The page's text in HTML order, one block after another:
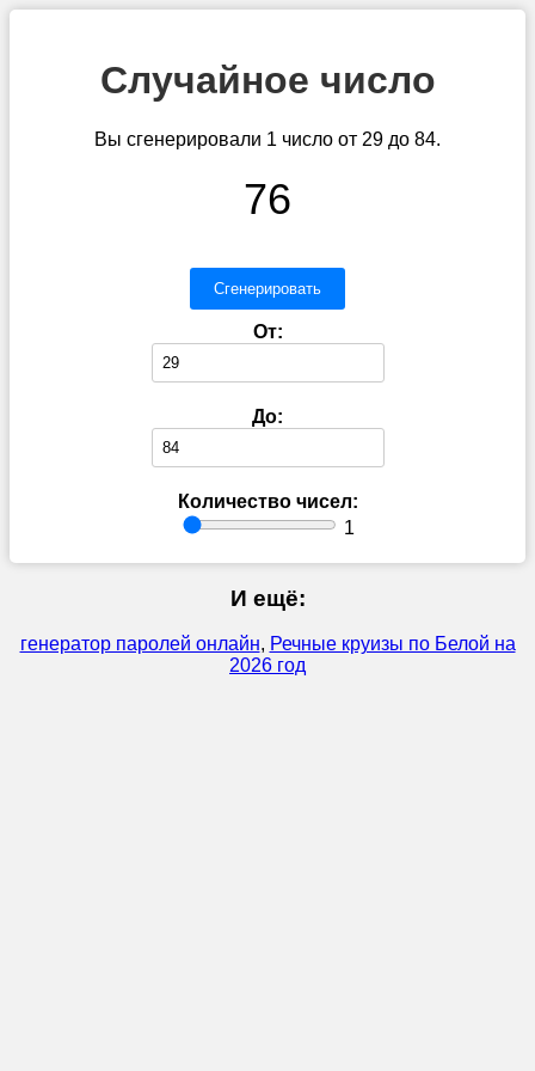
Случайное число
Вы сгенерировали 1 число от 29 до 84.
76
Сгенерировать
От:
До:
Количество чисел:
1
И ещё:
генератор паролей онлайн, Речные круизы по Белой на
2026 год